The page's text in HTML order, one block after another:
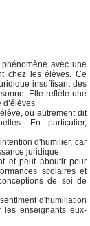
avec une
chez les élèves. Ce
insuffisant des
Elle reflète une
ou autrement dit
En particulier,
d'humilier, car
juridique.
et peut aboutir pour
scolaires et
de soi de
d'humiliation
les enseignants eux-